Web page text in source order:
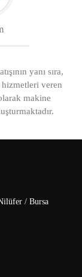
yanı sıra,
hizmetleri veren
makine
/ Bursa